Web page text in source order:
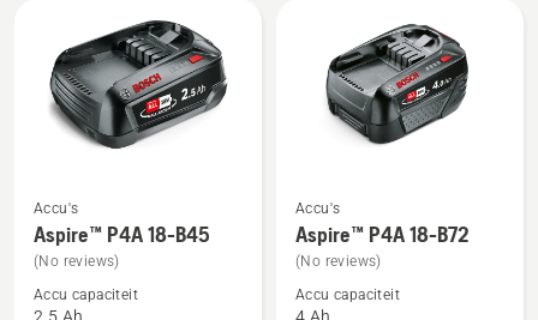
Bekijk
meer
details
over
Accu's
Aspire™ P4A 18-B45
(No reviews)
Accu capaciteit
Bekijk
meer
details
over
Accu's
Aspire™ P4A 18-B72
(No reviews)
Accu capaciteit